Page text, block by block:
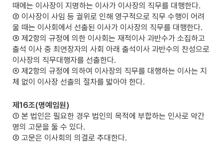
때에는 이사장이 지명하는 이사가 이사장의 직무를 대행한다.
② 이사장이 사임 등 궐위로 인해 영구적으로 직무 수행이 어려
울 때는 이사회에서 선출된 이사가 이사장의 직무를 대행한다.
③ 제2항의 규정에 의한 이사회는 재적이사 과반수가 소집하고
출석 이사 중 최연장자의 사회 아래 출석이사 과반수의 찬성으로
이사장의 직무대행자를 선출한다.
④ 제2항의 규정에 의하여 이사장의 직무를 대행하는 이사는 지
체 없이 이사장 선출의 절차를 밟아야 한다.
제16조(명예임원)
① 본 법인은 필요한 경우 법인의 목적에 부합하는 인사로 약간
명의 고문을 둘 수 있다.
② 고문은 이사회의 의결로 추대한다.